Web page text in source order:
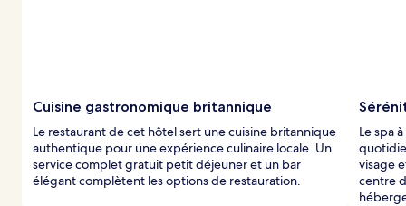
Cuisine gastronomique britannique
Le restaurant de cet hôtel sert une cuisine britannique
authentique pour une expérience culinaire locale. Un
service complet gratuit petit déjeuner et un bar
élégant complètent les options de restauration.
Le spa
visage
centre